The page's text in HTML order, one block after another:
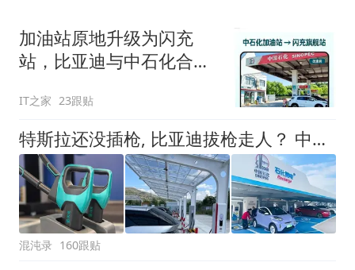
加油站原地升级为闪充
站，比亚迪与中石化合作
IT之家 23跟贴
特斯拉还没插枪, 比亚迪拔枪走人？ 中石化上万座改桩:下一辆车选谁
混沌录 160跟贴